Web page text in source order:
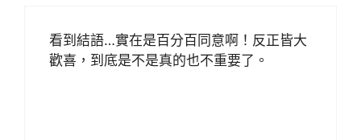
看到結語…實在是百分百同意啊！反正皆大
歡喜，到底是不是真的也不重要了。